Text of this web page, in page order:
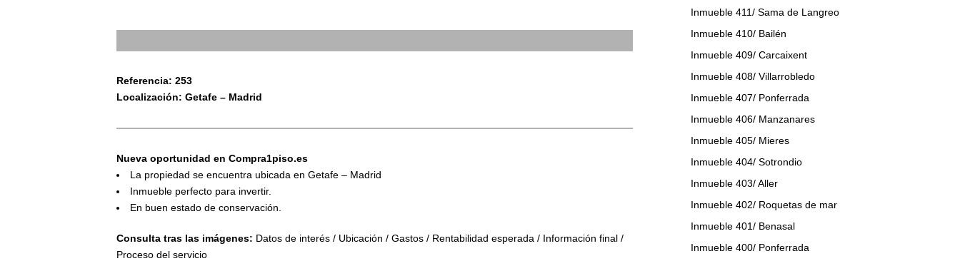
Referencia: 253
Localización: Getafe – Madrid
Nueva oportunidad en Compra1piso.es
La propiedad se encuentra ubicada en Getafe – Madrid
Inmueble perfecto para invertir.
En buen estado de conservación.
Consulta tras las imágenes: Datos de interés / Ubicación / Gastos / Rentabilidad esperada / Información final /
Proceso del servicio
Inmueble 411/ Sama de Langreo
Inmueble 410/ Bailén
Inmueble 409/ Carcaixent
Inmueble 408/ Villarrobledo
Inmueble 407/ Ponferrada
Inmueble 406/ Manzanares
Inmueble 405/ Mieres
Inmueble 404/ Sotrondio
Inmueble 403/ Aller
Inmueble 402/ Roquetas de mar
Inmueble 401/ Benasal
Inmueble 400/ Ponferrada